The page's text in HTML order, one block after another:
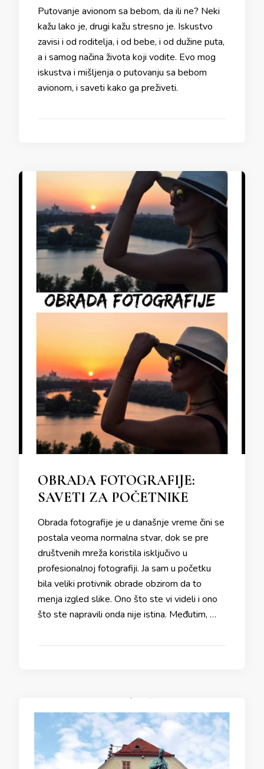
Putovanje avionom sa bebom, da ili ne? Neki
kažu lako je, drugi kažu stresno je. Iskustvo
zavisi i od roditelja, i od bebe, i od dužine puta,
a i samog načina života koji vodite. Evo mog
iskustva i mišljenja o putovanju sa bebom
avionom, i saveti kako ga preživeti.
OBRADA FOTOGRAFIJE:
SAVETI ZA POČETNIKE
Obrada fotografije je u današnje vreme čini se
postala veoma normalna stvar, dok se pre
društvenih mreža koristila isključivo u
profesionalnoj fotografiji. Ja sam u početku
bila veliki protivnik obrade obzirom da to
menja izgled slike. Ono što ste vi videli i ono
što ste napravili onda nije istina. Međutim, …